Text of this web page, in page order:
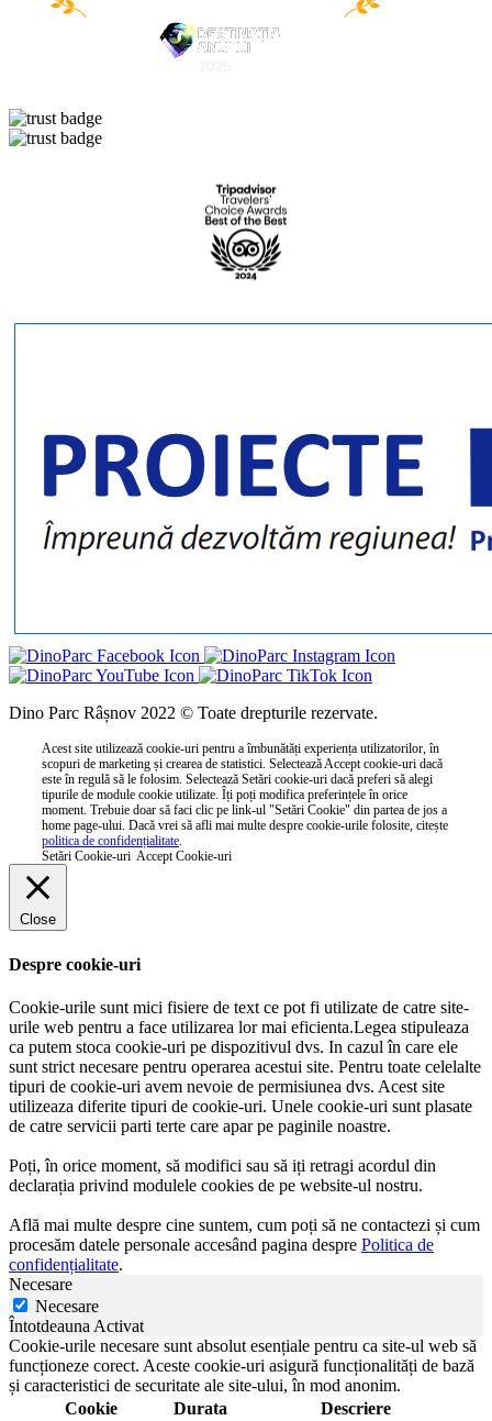
Dino Parc Râșnov 2022 © Toate drepturile rezervate.
Acest site utilizează cookie-uri pentru a îmbunătăți experiența utilizatorilor, în
scopuri de marketing și crearea de statistici. Selectează Accept cookie-uri dacă
este în regulă să le folosim. Selectează Setări cookie-uri dacă preferi să alegi
tipurile de module cookie utilizate. Îți poți modifica preferințele în orice
moment. Trebuie doar să faci clic pe link-ul "Setări Cookie" din partea de jos a
home page-ului. Dacă vrei să afli mai multe despre cookie-urile folosite, citește
politica de confidențialitate.
Setări Cookie-uri Accept Cookie-uri
Close
Despre cookie-uri
Cookie-urile sunt mici fisiere de text ce pot fi utilizate de catre site-
urile web pentru a face utilizarea lor mai eficienta.Legea stipuleaza
ca putem stoca cookie-uri pe dispozitivul dvs. In cazul în care ele
sunt strict necesare pentru operarea acestui site. Pentru toate celelalte
tipuri de cookie-uri avem nevoie de permisiunea dvs. Acest site
utilizeaza diferite tipuri de cookie-uri. Unele cookie-uri sunt plasate
de catre servicii parti terte care apar pe paginile noastre.
Poți, în orice moment, să modifici sau să iți retragi acordul din
declarația privind modulele cookies de pe website-ul nostru.
Află mai multe despre cine suntem, cum poți să ne contactezi și cum
procesăm datele personale accesând pagina despre Politica de
confidențialitate.
Necesare
Necesare
Întotdeauna Activat
Cookie-urile necesare sunt absolut esențiale pentru ca site-ul web să
funcționeze corect. Aceste cookie-uri asigură funcționalități de bază
și caracteristici de securitate ale site-ului, în mod anonim.
Cookie
Durata
Descriere